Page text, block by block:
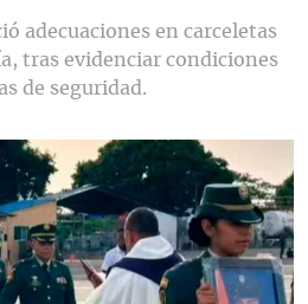
adecuaciones en carceletas
tras evidenciar condiciones
de seguridad.